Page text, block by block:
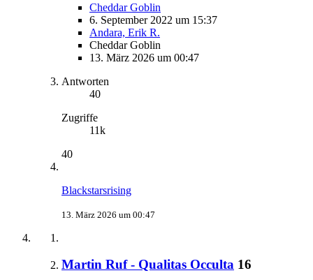
Cheddar Goblin
6. September 2022 um 15:37
Andara, Erik R.
Cheddar Goblin
13. März 2026 um 00:47
Antworten
40
Zugriffe
11k
40
Blackstarsrising
13. März 2026 um 00:47
Martin Ruf - Qualitas Occulta 16